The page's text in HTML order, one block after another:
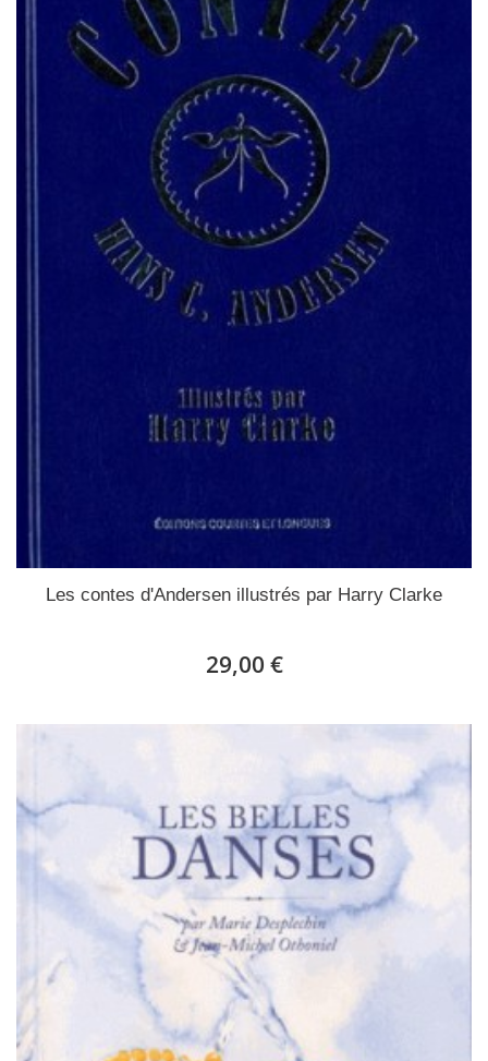
Les contes d'Andersen illustrés par Harry Clarke
29,00 €